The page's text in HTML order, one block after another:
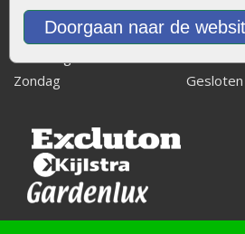
Doorgaan naar de
Donderdag
08:00 -
Vrijdag
08:00 -
Zaterdag
Zondag
Gesloten